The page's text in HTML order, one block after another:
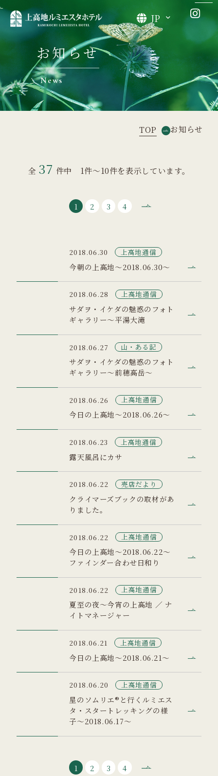
JP
お知らせ
News
TOP お知らせ
全 37 件中 1件～10件を表示しています。
1 2 3 4
2018.06.30 上高地通信
今朝の上高地～2018.06.30～
2018.06.28 上高地通信
サダヲ・イケダの魅惑のフォト
ギャラリー～平湯大滝
2018.06.27 山・ある記
サダヲ・イケダの魅惑のフォト
ギャラリー～前穂高岳～
2018.06.26 上高地通信
今日の上高地～2018.06.26～
2018.06.23 上高地通信
露天風呂にカサ
2018.06.22 売店だより
クライマーズブックの取材があ
りました。
2018.06.22 上高地通信
今日の上高地～2018.06.22～
ファインダー合わせ日和り
2018.06.22 上高地通信
夏至の夜～今宵の上高地 ／ ナ
イトマネージャー
2018.06.21 上高地通信
今日の上高地～2018.06.21～
2018.06.20 上高地通信
星のソムリエ®と行くルミエス
タ・スタートレッキングの様
子～2018.06.17～
1 2 3 4